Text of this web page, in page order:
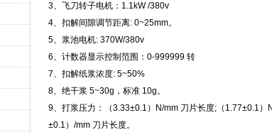
3、飞刀转子电机：1.1kW /380v
4、扣解间隙调节距离: 0~25mm。
5、浆池电机: 370W/380v
6、计数器显示控制范围：0-999999 转
7、扣解纸浆浓度: 5~50%
8、绝干浆 5~30g，标准 10g。
9、打浆压力：（3.33±0.1）N/mm 刀片长度;（1.77±0.1）
±0.1）/mm 刀片长度。